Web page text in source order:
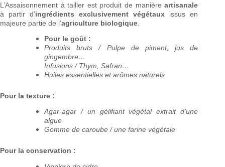
L’Assaisonnement à tailler est produit de manièreartisanale
à partir d’ingrédients exclusivement végétaux issus en
majeure partie de l’agriculture biologique
Pour le goût :
Produits bruts / Pulpe de piment, jus de
gingembre…
Infusions / Thym, Safran…
Huiles essentielles et arômes naturels
Pour la texture :
Agar-agar / un gélifiant végétal extrait d’une
algue
Gomme de caroube / une farine végétale
Pour la conservation :